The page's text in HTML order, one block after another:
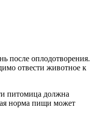
после оплодотворения.
отвести животное к
питомица должна
норма пищи может